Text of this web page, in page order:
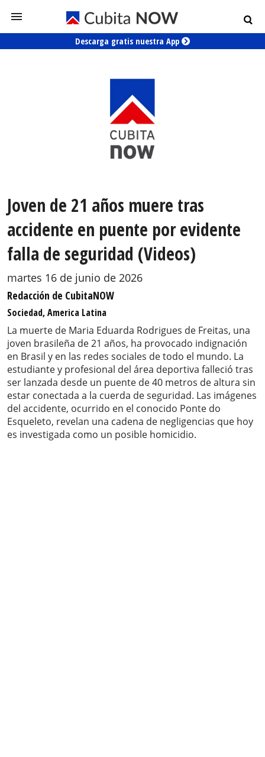
Descarga gratis nuestra App
Joven de 21 años muere tras
accidente en puente por evidente
falla de seguridad (Videos)
martes 16 de junio de 2026
Redacción de CubitaNOW
Sociedad, America Latina
La muerte de Maria Eduarda Rodrigues de Freitas, una
joven brasileña de 21 años, ha provocado indignación
en Brasil y en las redes sociales de todo el mundo. La
estudiante y profesional del área deportiva falleció tras
ser lanzada desde un puente de 40 metros de altura sin
estar conectada a la cuerda de seguridad. Las imágenes
del accidente, ocurrido en el conocido Ponte do
Esqueleto, revelan una cadena de negligencias que hoy
es investigada como un posible homicidio.